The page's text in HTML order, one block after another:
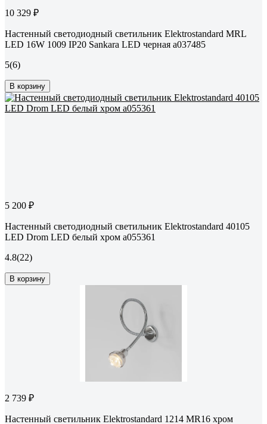
10 329 ₽
Настенный светодиодный светильник Elektrostandard MRL
LED 16W 1009 IP20 Sankara LED черная a037485
5(6)
В корзину
5 200 ₽
Настенный светодиодный светильник Elektrostandard 40105
LED Drom LED белый хром a055361
4.8(22)
В корзину
2 739 ₽
Настенный светильник Elektrostandard 1214 MR16 хром